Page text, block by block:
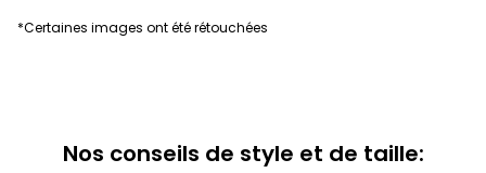
*Certaines images ont été rétouchées
Nos conseils de style et de taille: